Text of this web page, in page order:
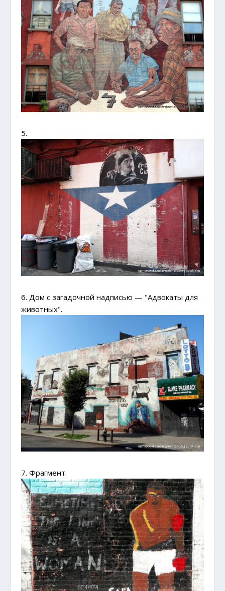
5.
6. Дом с загадочной надписью — "Адвокаты для
животных".
7. Фрагмент.